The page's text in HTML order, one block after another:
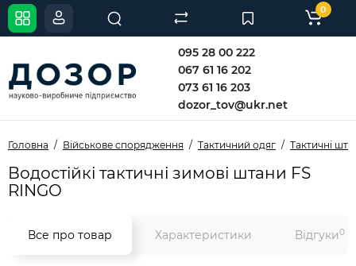
095 28 00 222
067 61 16 202
073 61 16 203
dozor_tov@ukr.net
0
Головна Військове спорядження Тактичний одяг Тактичні
Водостійкі тактичні зимові штани FS
RINGO
Все про товар Характеристики Відгуки0